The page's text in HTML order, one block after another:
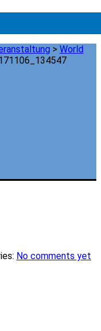
> World
No comments yet